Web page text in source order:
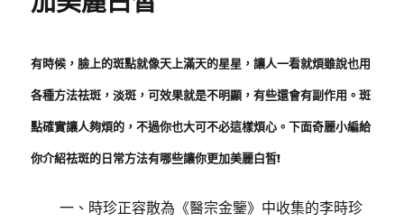
有時候，臉上的斑點就像天上滿天的星星，讓人一看就煩雖說也用
各種方法祛斑，淡斑，可效果就是不明顯，有些還會有副作用。斑
點確實讓人夠煩的，不過你也大可不必這樣煩心。下面奇麗小編給
你介紹祛斑的日常方法有哪些讓你更加美麗白皙!
一、時珍正容散為《醫宗金鑒》中收集的李時珍